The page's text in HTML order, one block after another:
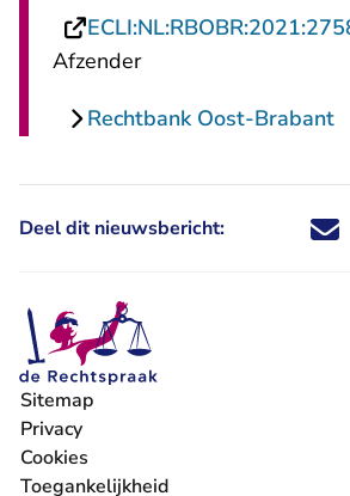
Afzender
Rechtbank Oost-Brabant
Deel dit nieuwsbericht: Deel dit
Deel
Sitemap
Privacy
Cookies
Toegankelijkheid